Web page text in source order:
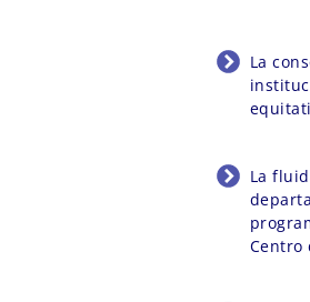
La
La
Centro